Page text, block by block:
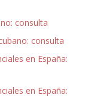
consulta
consulta
en España:
en España: